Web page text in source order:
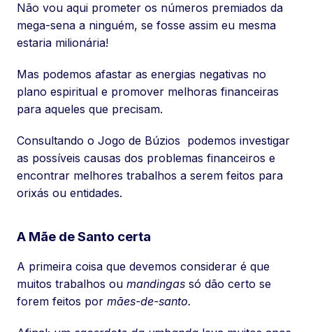
Não vou aqui prometer os números premiados da
mega-sena a ninguém, se fosse assim eu mesma
estaria milionária!
Mas podemos afastar as energias negativas no
plano espiritual e promover melhoras financeiras
para aqueles que precisam.
Consultando o Jogo de Búzios podemos investigar
as possíveis causas dos problemas financeiros e
encontrar melhores trabalhos a serem feitos para
orixás ou entidades.
A Mãe de Santo certa
A primeira coisa que devemos considerar é que
muitos trabalhos ou mandingas só dão certo se
forem feitos por mães-de-santo.